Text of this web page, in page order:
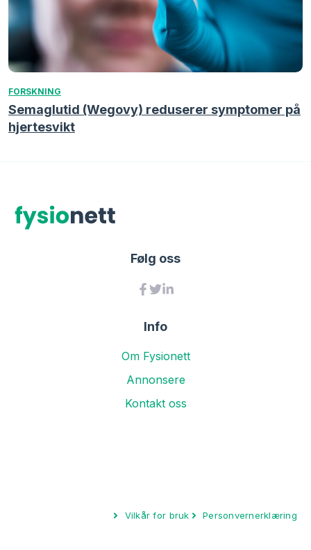
FORSKNING
Semaglutid (Wegovy) reduserer symptomer på
hjertesvikt
Følg oss
Info
Om Fysionett
Annonsere
Kontakt oss
Vilkår for bruk Personvernerklæring